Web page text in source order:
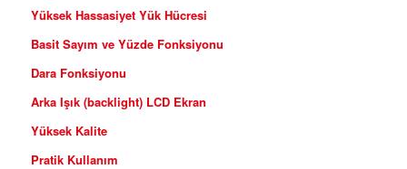
Yüksek Hassasiyet Yük Hücresi
Basit Sayım ve Yüzde Fonksiyonu
Dara Fonksiyonu
Arka Işık (backlight) LCD Ekran
Yüksek Kalite
Pratik Kullanım